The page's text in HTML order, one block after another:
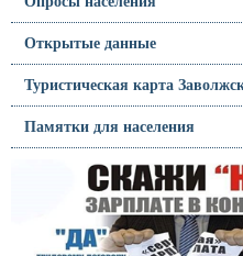
Открытые данные
Туристическая карта
Памятки для населения